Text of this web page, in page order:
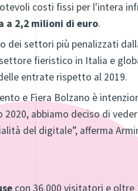
costi fissi per l'intera
a 2,2 milioni di euro.
dei settori più penalizzati
fieristico in Italia e
entrate rispetto al 2019.
e Fiera Bolzano è
abbiamo deciso di
del digitale”, afferma
con 36.000 visitatori e